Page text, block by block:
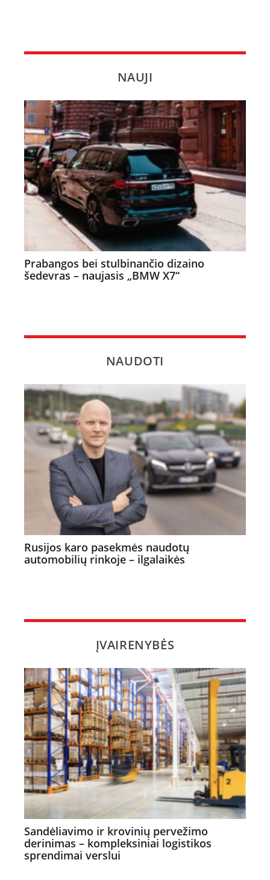
NAUJI
Prabangos bei stulbinančio dizaino
šedevras – naujasis „BMW X7“
NAUDOTI
Rusijos karo pasekmės naudotų
automobilių rinkoje – ilgalaikės
ĮVAIRENYBĖS
Sandėliavimo ir krovinių pervežimo
derinimas – kompleksiniai logistikos
sprendimai verslui